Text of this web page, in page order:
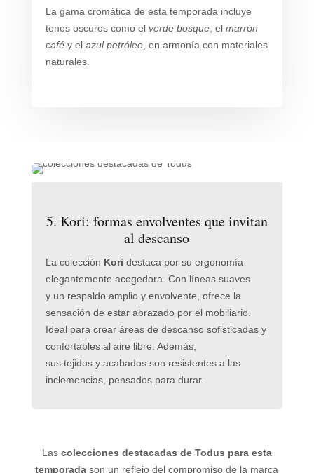
La gama cromática de esta temporada incluye
tonos oscuros como el verde bosque, el marrón
caféy el azul petróleo, en armonía con materiales
naturales.
5. Kori: formas envolventes que invitan
al descanso
La colección Kori destaca por su ergonomía
elegantemente acogedora. Con líneas suaves
y un respaldo amplio y envolvente, ofrece la
sensación de estar abrazado por el mobiliario.
Ideal para crear áreas de descanso sofisticadas y
confortables al aire libre. Además,
sus tejidos y acabados son resistentes a las
inclemencias, pensados para durar.
Las colecciones destacadas de Todus para esta
temporada son un reflejo del compromiso de la marca